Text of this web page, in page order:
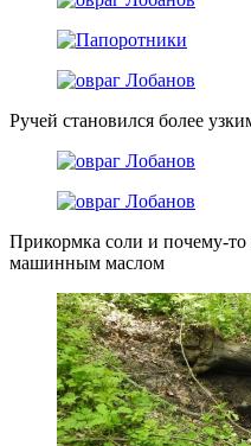
Ручей становился более
Прикормка соли и почему-
машинным маслом